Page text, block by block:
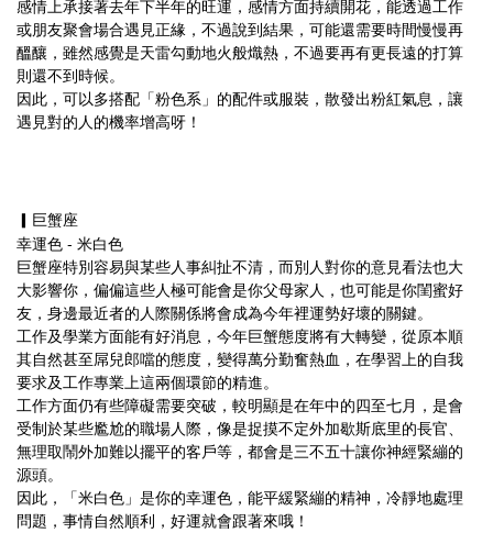
感情上承接著去年下半年的旺運，感情方面持續開花，能透過工作
或朋友聚會場合遇見正緣，不過說到結果，可能還需要時間慢慢再
醞釀，雖然感覺是天雷勾動地火般熾熱，不過要再有更長遠的打算
則還不到時候。
因此，可以多搭配「粉色系」的配件或服裝，散發出粉紅氣息，讓
遇見對的人的機率增高呀！
▎巨蟹座
幸運色 - 米白色
巨蟹座特別容易與某些人事糾扯不清，而別人對你的意見看法也大
大影響你，偏偏這些人極可能會是你父母家人，也可能是你閨蜜好
友，身邊最近者的人際關係將會成為今年裡運勢好壞的關鍵。
工作及學業方面能有好消息，今年巨蟹態度將有大轉變，從原本順
其自然甚至屌兒郎噹的態度，變得萬分勤奮熱血，在學習上的自我
要求及工作專業上這兩個環節的精進。
工作方面仍有些障礙需要突破，較明顯是在年中的四至七月，是會
受制於某些尷尬的職場人際，像是捉摸不定外加歇斯底里的長官、
無理取鬧外加難以擺平的客戶等，都會是三不五十讓你神經緊繃的
源頭。
因此，「米白色」是你的幸運色，能平緩緊繃的精神，冷靜地處理
問題，事情自然順利，好運就會跟著來哦！